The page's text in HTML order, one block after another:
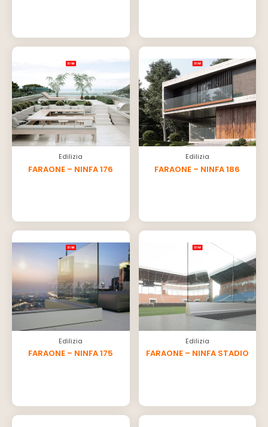
Edilizia
FARAONE – NINFA 176
Edilizia
FARAONE – NINFA 186
Edilizia
FARAONE – NINFA 175
Edilizia
FARAONE – NINFA STADIO